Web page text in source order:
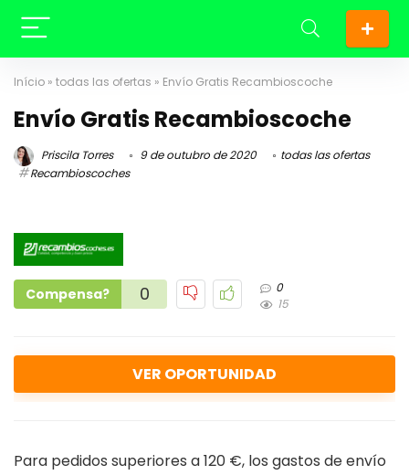
Início » todas las ofertas » Envío Gratis Recambioscoche
Envío Gratis Recambioscoche
Priscila Torres 9 de outubro de 2020
todas las ofertas
Recambioscoches
Compensa? 0
0
15
VER OPORTUNIDAD
Para pedidos superiores a 120 €, los gastos de envío